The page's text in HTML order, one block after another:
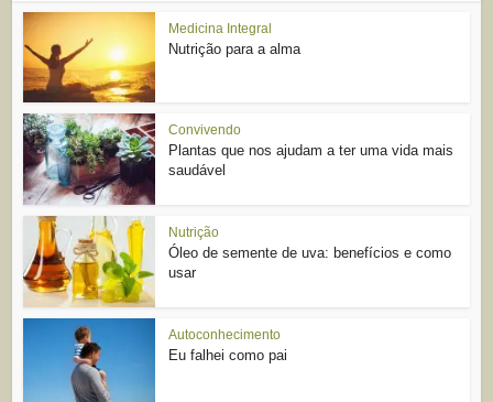
Medicina Integral
Nutrição para a alma
Convivendo
Plantas que nos ajudam a ter uma vida mais
saudável
Nutrição
Óleo de semente de uva: benefícios e como
usar
Autoconhecimento
Eu falhei como pai